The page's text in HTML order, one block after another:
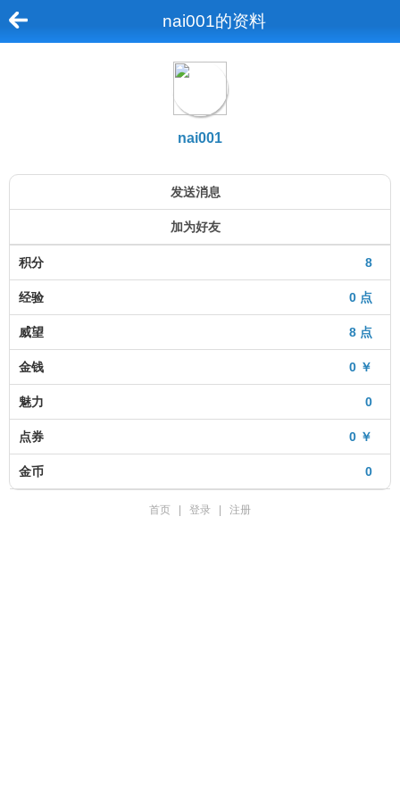
nai001的资料
nai001
发送消息
加为好友
8
积分
0 点
经验
8 点
威望
0 ￥
金钱
0
魅力
0 ￥
点券
0
金币
首页 登录 注册